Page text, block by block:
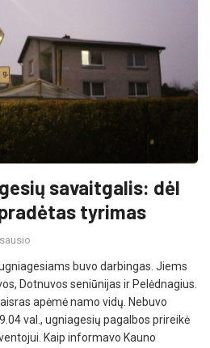
savaitgalis: dėl
tyrimas
buvo darbingas. Jiems
Dotnuvos seniūnijas ir Pelėdnagius.
apėmė namo vidų. Nebuvo
val., ugniagesių pagalbos prireikė
Kaip informavo Kauno